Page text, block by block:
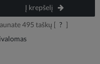
Į krepšelį
495 taškų [ ? ]